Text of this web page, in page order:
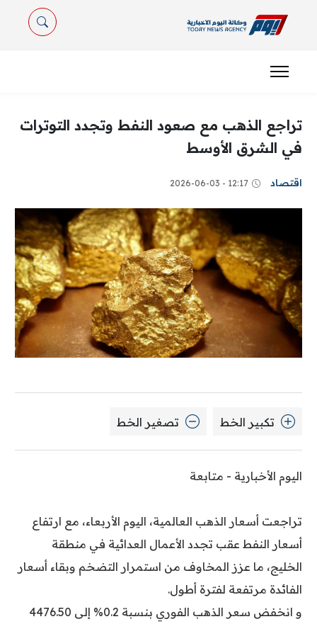
تراجع الذهب مع صعود النفط وتجدد التوترات
في الشرق الأوسط
اقتصاد 12:17 - 2026-06-03
تكبير الخط تصغير الخط
اليوم الأخبارية - متابعة
تراجعت أسعار الذهب العالمية، اليوم الأربعاء، مع ارتفاع
أسعار النفط عقب تجدد الأعمال العدائية في منطقة
الخليج، ما عزز المخاوف من استمرار التضخم وبقاء أسعار
الفائدة مرتفعة لفترة أطول.
و انخفض سعر الذهب الفوري بنسبة 0.2% إلى 4476.50